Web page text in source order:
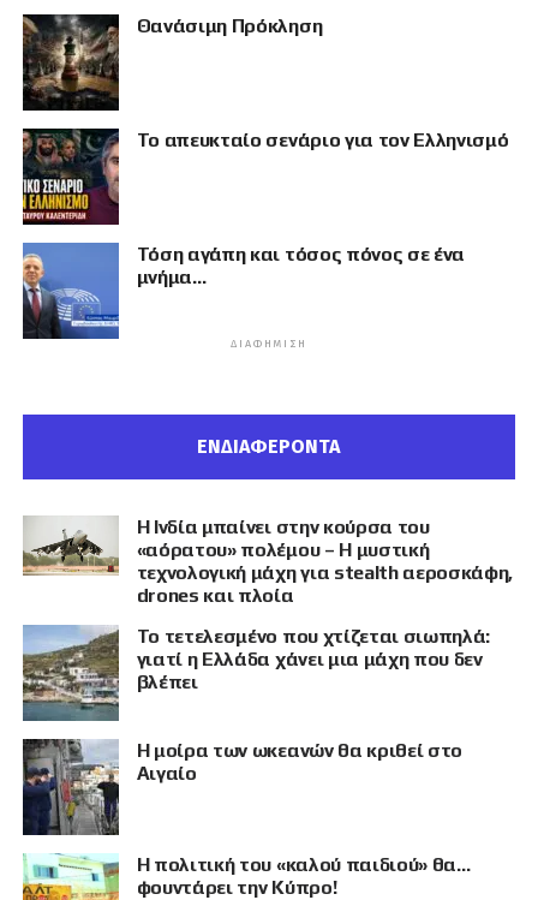
Θανάσιμη Πρόκληση
Το απευκταίο σενάριο για τον Ελληνισμό
Τόση αγάπη και τόσος πόνος σε ένα
μνήμα…
ΔΙΑΦΉΜΙΣΗ
ΕΝΔΙΑΦΕΡΟΝΤΑ
Η Ινδία μπαίνει στην κούρσα του
«αόρατου» πολέμου – Η μυστική
τεχνολογική μάχη για stealth αεροσκάφη,
drones και πλοία
Το τετελεσμένο που χτίζεται σιωπηλά:
γιατί η Ελλάδα χάνει μια μάχη που δεν
βλέπει
Η μοίρα των ωκεανών θα κριθεί στο
Αιγαίο
Η πολιτική του «καλού παιδιού» θα…
φουντάρει την Κύπρο!